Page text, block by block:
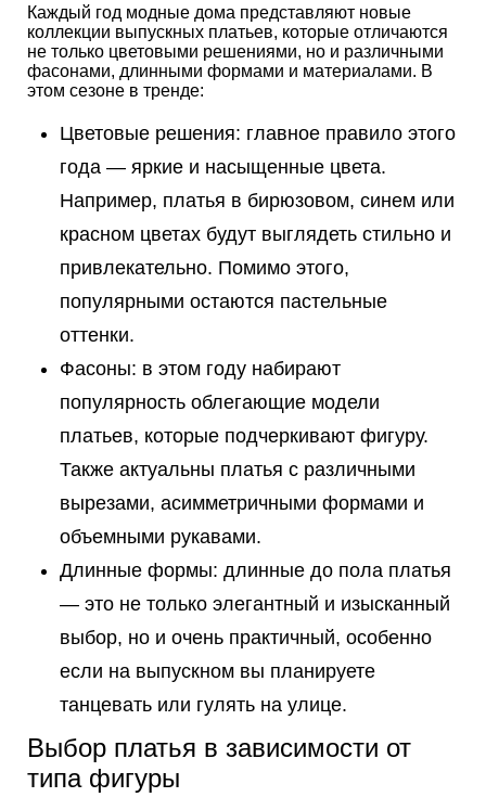
Каждый год модные дома представляют новые
коллекции выпускных платьев, которые отличаются
не только цветовыми решениями, но и различными
фасонами, длинными формами и материалами. В
этом сезоне в тренде:
Цветовые решения: главное правило этого
года — яркие и насыщенные цвета.
Например, платья в бирюзовом, синем или
красном цветах будут выглядеть стильно и
привлекательно. Помимо этого,
популярными остаются пастельные
оттенки.
Фасоны: в этом году набирают
популярность облегающие модели
платьев, которые подчеркивают фигуру.
Также актуальны платья с различными
вырезами, асимметричными формами и
объемными рукавами.
Длинные формы: длинные до пола платья
— это не только элегантный и изысканный
выбор, но и очень практичный, особенно
если на выпускном вы планируете
танцевать или гулять на улице.
Выбор платья в зависимости от
типа фигуры